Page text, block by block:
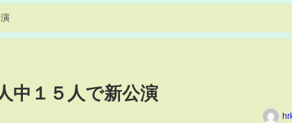
中１５人で新公演